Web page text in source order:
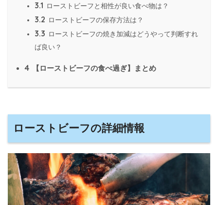
3.1 ローストビーフと相性が良い食べ物は？
3.2 ローストビーフの保存方法は？
3.3 ローストビーフの焼き加減はどうやって判断すれ
ば良い？
4 【ローストビーフの食べ過ぎ】まとめ
ローストビーフの詳細情報